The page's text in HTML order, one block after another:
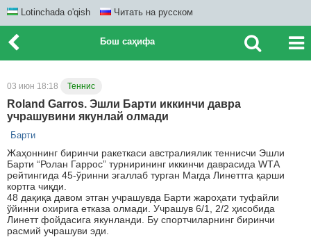
Lotinchada o'qish Читать на русском
Бош саҳифа
03 июн 18:18 Теннис
Roland Garros. Эшли Барти иккинчи давра
учрашувини якунлай олмади
Барти
Жаҳоннинг биринчи ракеткаси австралиялик теннисчи Эшли
Барти “Ролан Гаррос” турнирининг иккинчи даврасида WТА
рейтингида 45-ўринни эгаллаб турган Магда Линеттга қарши
кортга чиқди.
48 дақиқа давом этган учрашувда Барти жароҳати туфайли
ўйинни охирига етказа олмади. Учрашув 6/1, 2/2 ҳисобида
Линетт фойдасига якунланди. Бу спортчиларнинг биринчи
расмий учрашуви эди.